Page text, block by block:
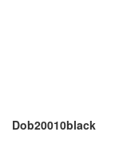
Dob20010black